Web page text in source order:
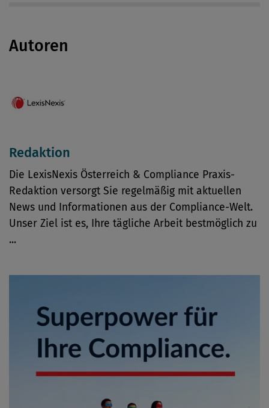
Autoren
Redaktion
Die LexisNexis Österreich & Compliance Praxis-
Redaktion versorgt Sie regelmäßig mit aktuellen
News und Informationen aus der Compliance-Welt.
Unser Ziel ist es, Ihre tägliche Arbeit bestmöglich zu
...